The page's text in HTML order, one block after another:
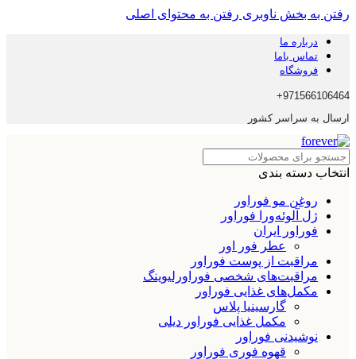
رفتن به بخش ناوبری رفتن به محتوای اصلی
درباره ما
تماس باما
فروشگاه
971566106464+
ارسال به سراسر کشور
انتخاب دسته بندی
روغن مو فوراور
ژل آلوئه‌ورا فوراور
فوراور ایران
عطر فور اور
مراقبت از پوست فوراور
مراقبت‌های شخصی فوراورلیوینگ
مکمل‌های غذایی فوراور
گارسینیا پلاس
مکمل غذایی فوراور دیلی
نوشیدنی فوراور
قهوه فوری فوراور